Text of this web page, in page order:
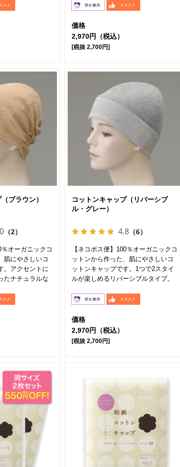
価格
2,970円（税込）
[税抜 2,700円]
ブラウン）
（2）
％オーガニックコ
肌にやさしいコ
。アクセントに
たナチュラルな
コットンキャップ（リバーシブ
ル・グレー）
4.8 （6）
【ネコポス便】100％オーガニックコ
ットンから作った、肌にやさしいコ
ットンキャップです。1つで2スタイ
ルが楽しめるリバーシブルタイプ。
価格
2,970円（税込）
[税抜 2,700円]